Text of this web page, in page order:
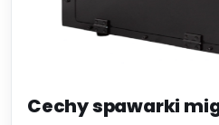
Cechy spawarki